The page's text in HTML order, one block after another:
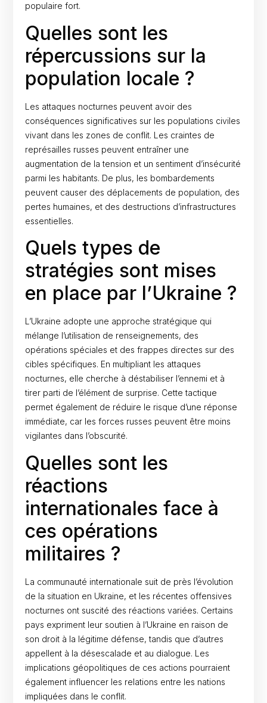
populaire fort.
Quelles sont les
répercussions sur la
population locale ?
Les attaques nocturnes peuvent avoir des
conséquences significatives sur les populations civiles
vivant dans les zones de conflit. Les craintes de
représailles russes peuvent entraîner une
augmentation de la tension et un sentiment d’insécurité
parmi les habitants. De plus, les bombardements
peuvent causer des déplacements de population, des
pertes humaines, et des destructions d’infrastructures
essentielles.
Quels types de
stratégies sont mises
en place par l’Ukraine ?
L’Ukraine adopte une approche stratégique qui
mélange l’utilisation de renseignements, des
opérations spéciales et des frappes directes sur des
cibles spécifiques. En multipliant les attaques
nocturnes, elle cherche à déstabiliser l’ennemi et à
tirer parti de l’élément de surprise. Cette tactique
permet également de réduire le risque d’une réponse
immédiate, car les forces russes peuvent être moins
vigilantes dans l’obscurité.
Quelles sont les
réactions
internationales face à
ces opérations
militaires ?
La communauté internationale suit de près l’évolution
de la situation en Ukraine, et les récentes offensives
nocturnes ont suscité des réactions variées. Certains
pays expriment leur soutien à l’Ukraine en raison de
son droit à la légitime défense, tandis que d’autres
appellent à la désescalade et au dialogue. Les
implications géopolitiques de ces actions pourraient
également influencer les relations entre les nations
impliquées dans le conflit.